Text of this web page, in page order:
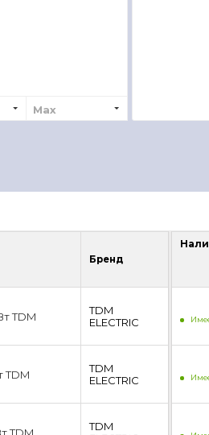
Max
Бренд
TDM
TDM
ЕLECTRIC
TDM
TDM
ЕLECTRIC
TDM